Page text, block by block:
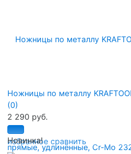
избранное сравнить
Ножницы по металлу
(0)
2 290 руб.
Новинка!